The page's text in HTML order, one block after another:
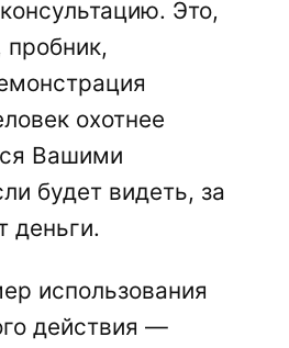
Это,
пробник,
охотнее
Вашими
будет видеть, за
деньги.
использования
действия —